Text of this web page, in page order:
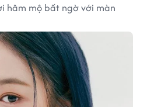
hâm mộ bất ngờ với màn